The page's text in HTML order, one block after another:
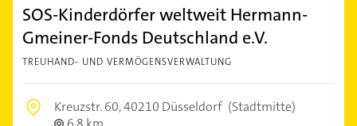
SOS-Kinderdörfer weltweit Hermann-
Gmeiner-Fonds Deutschland e.V.
TREUHAND- UND VERMÖGENSVERWALTUNG
Kreuzstr. 60,40210 Düsseldorf (Stadtmitte)